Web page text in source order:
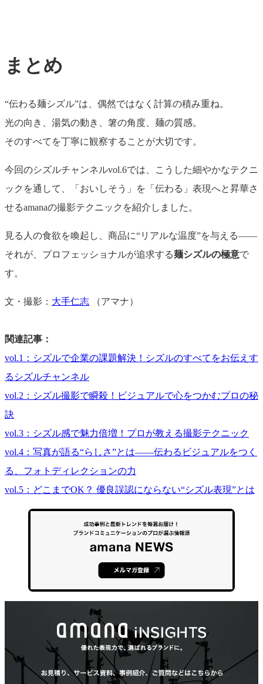
まとめ
“伝わる麺シズル”は、偶然ではなく計算の積み重ね。
光の向き、湯気の動き、箸の角度、麺の質感。
そのすべてを丁寧に観察することが大切です。
今回のシズルチャンネルvol.6では、こうした細やかなテクニ
ックを通して、「おいしそう」を「伝わる」表現へと昇華さ
せるamanaの撮影テクニックを紹介しました。
見る人の食欲を喚起し、商品に“リアルな温度”を与える――
それが、プロフェッショナルが追求する麺シズルの極意で
す。
文・撮影： 大手仁志 （アマナ）
関連記事：
vol.1： シズルで企業の課題解決！シズルのすべてをお伝えす
るシズルチャンネル
vol.2： シズル撮影で瞬殺！ビジュアルで心をつかむプロの秘
訣
vol.3： シズル感で魅力倍増！プロが教える撮影テクニック
vol.4： 写真が語る“らしさ”とは――伝わるビジュアルをつく
る、フォトディレクションの力
vol.5： どこまでOK？ 優良誤認にならない“シズル表現”とは